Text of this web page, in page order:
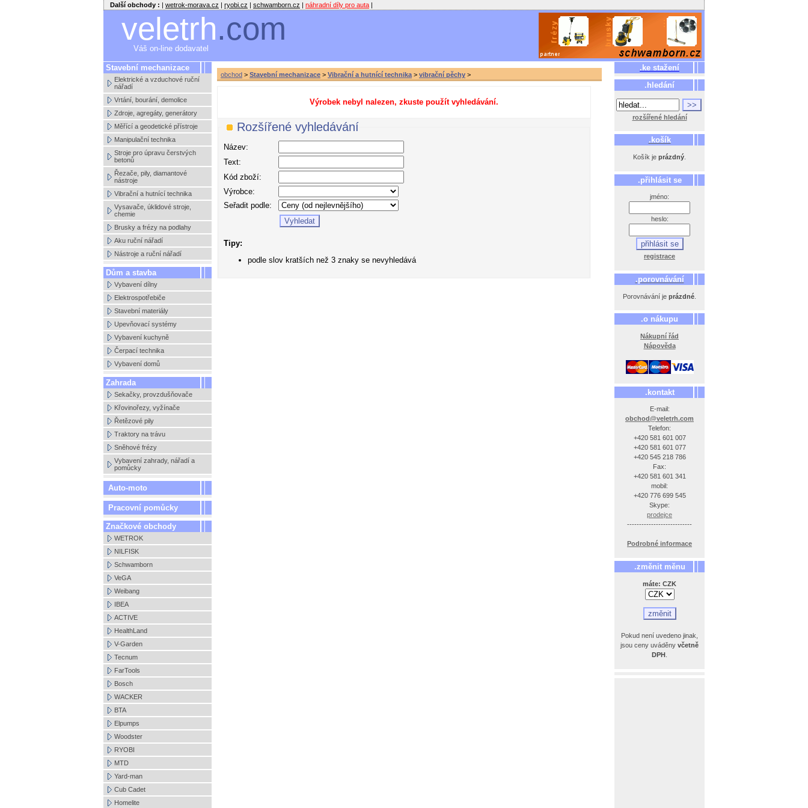
Další obchody : | wetrok-morava.cz | ryobi.cz | schwamborn.cz | náhradní díly pro auta |
veletrh.com
Váš on-line dodavatel
Stavební mechanizace
Elektrické a vzduchové ruční
nářadí
Vrtání, bourání, demolice
Zdroje, agregáty, generátory
Měřící a geodetické přístroje
Manipulační technika
Stroje pro úpravu čerstvých
betonů
Řezače, pily, diamantové
nástroje
Vibrační a hutnící technika
Vysavače, úklidové stroje,
chemie
Brusky a frézy na podlahy
Aku ruční nářadí
Nástroje a ruční nářadí
Dům a stavba
Vybavení dílny
Elektrospotřebiče
Stavební materiály
Upevňovací systémy
Vybavení kuchyně
Čerpací technika
Vybavení domů
Zahrada
Sekačky, provzdušňovače
Křovinořezy, vyžínače
Řetězové pily
Traktory na trávu
Sněhové frézy
Vybavení zahrady, nářadí a
pomůcky
Auto-moto
Pracovní pomůcky
Značkové obchody
WETROK
NILFISK
Schwamborn
VeGA
Weibang
IBEA
ACTIVE
HealthLand
V-Garden
Tecnum
FarTools
Bosch
WACKER
BTA
Elpumps
Woodster
RYOBI
MTD
Yard-man
Cub Cadet
Homelite
.ke stažení
.hledání
rozšířené hledání
.košík
Košík je prázdný
.přihlásit se
jméno:
heslo:
registrace
.porovnávání
Porovnávání je prázdné
.o nákupu
Nákupní řád
Nápověda
.kontakt
E-mail:
obchod@veletrh.com
Telefon:
+420 581 601 007
+420 581 601 077
+420 545 218 786
Fax:
+420 581 601 341
mobil:
+420 776 699 545
Skype:
prodejce
---------------------------
Podrobné informace
.změnit měnu
máte: CZK
Pokud není uvedeno jinak,
jsou ceny uváděny včetně
DPH
obchod > Stavební mechanizace > Vibrační a hutnící technika > vibrační pěchy >
Výrobek nebyl nalezen, zkuste použít vyhledávání.
Rozšířené vyhledávání
Název:
Text:
Kód zboží:
Výrobce:
Seřadit podle:
Tipy:
podle slov kratších než 3 znaky se nevyhledává